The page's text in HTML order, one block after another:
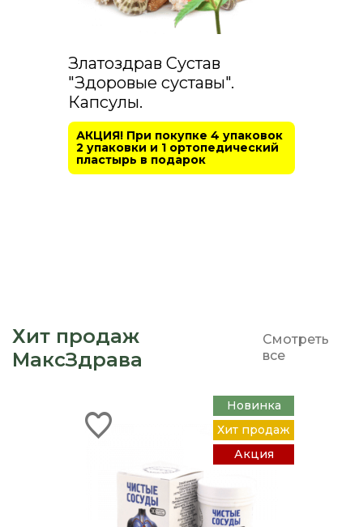
Златоздрав Сустав
"Здоровые суставы".
Капсулы.
АКЦИЯ! При покупке 4 упаковок
2 упаковки и 1 ортопедический
пластырь в подарок
Хит продаж
МаксЗдрава
Смотреть
все
Новинка
Хит продаж
Акция